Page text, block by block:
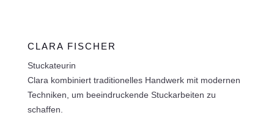
CLARA FISCHER
Stuckateurin
Clara kombiniert traditionelles Handwerk mit modernen
Techniken, um beeindruckende Stuckarbeiten zu
schaffen.